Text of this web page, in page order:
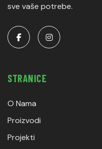
sve vaše potrebe.
STRANICE
O Nama
Proizvodi
Projekti